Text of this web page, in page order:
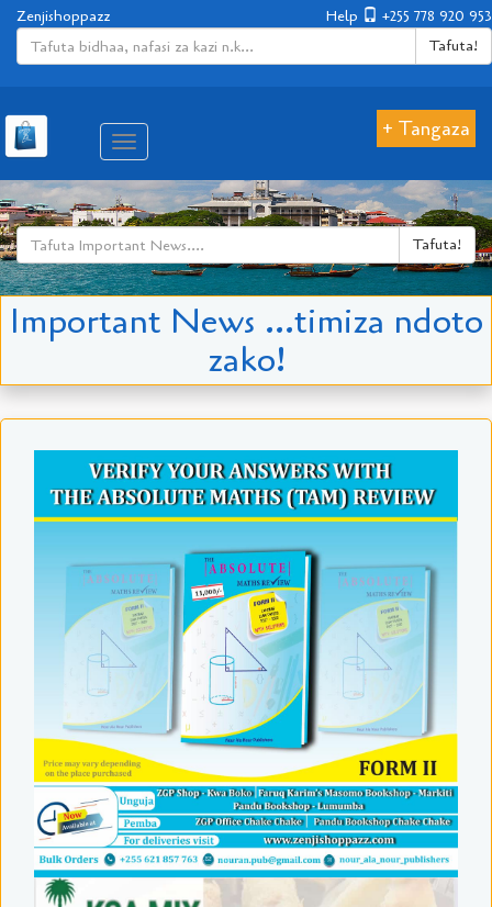
Help +255 778 920 953
Zenjishoppazz
Tafuta!
Aina
ya
matembezi
+ Tangaza
Tafuta!
Important News ...timiza ndoto
zako!